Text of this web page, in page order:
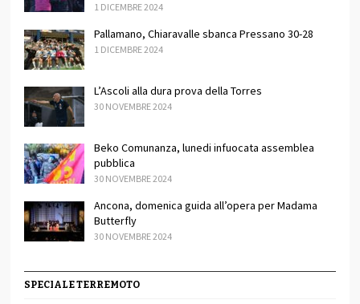
1 DICEMBRE 2024
Pallamano, Chiaravalle sbanca Pressano 30-28
1 DICEMBRE 2024
L’Ascoli alla dura prova della Torres
30 NOVEMBRE 2024
Beko Comunanza, lunedi infuocata assemblea
pubblica
30 NOVEMBRE 2024
Ancona, domenica guida all’opera per Madama
Butterfly
30 NOVEMBRE 2024
SPECIALE TERREMOTO